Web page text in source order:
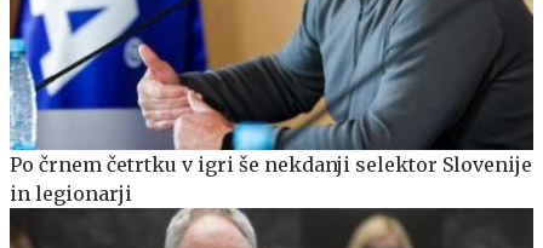
Po črnem četrtku v igri še nekdanji selektor Slovenije
in legionarji